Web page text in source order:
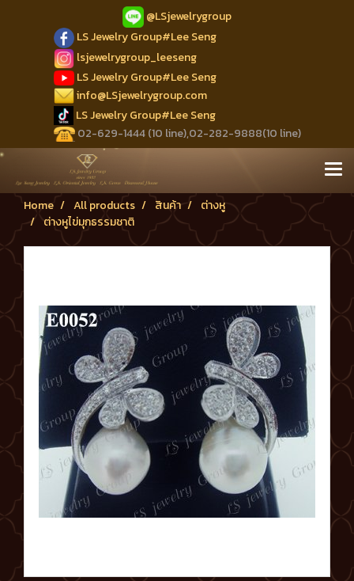
@LSjewelrygroup
LS Jewelry Group#Lee Seng
lsjewelrygroup_leeseng
LS Jewelry Group#Lee Seng
info@LSjewelrygroup.com
LS Jewelry Group#Lee Seng
02-629-1444 (10 line),02-282-9888(10 line)
Home All products สินค้า
ต่างหู
ต่างหูไข่มุกธรรมชาติ